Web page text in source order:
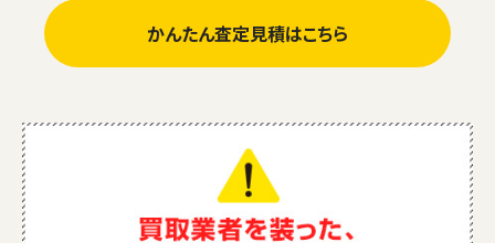
かんたん査定見積はこちら